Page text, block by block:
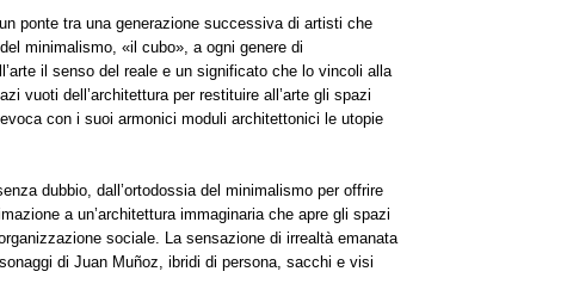
ponte tra una generazione successiva di artisti che
minimalismo, «il cubo», a ogni genere di
il senso del reale e un significato che lo vincoli alla
vuoti dell’architettura per restituire all’arte gli spazi
evoca con i suoi armonici moduli architettonici le utopie
dubbio, dall’ortodossia del minimalismo per offrire
a un’architettura immaginaria che apre gli spazi
sociale. La sensazione di irrealtà emanata
di Juan Muñoz, ibridi di persona, sacchi e visi